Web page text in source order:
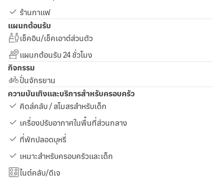
ร้านกาแฟ
แผนกต้อนรับ
เช็คอิน/เช็คเอาต์ส่วนตัว
แผนกต้อนรับ 24 ชั่วโมง
กิจกรรม
ปั่นจักรยาน
ความบันเทิงและบริการสำหรับครอบครัว
คิดส์คลับ / สโมสรสำหรับเด็ก
เครื่องปรับอากาศในพื้นที่ส่วนกลาง
ที่พักปลอดบุหรี่
เหมาะสำหรับครอบครัวและเด็ก
ไนต์คลับ/ดีเจ